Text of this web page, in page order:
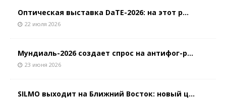
Оптическая выставка DaTE-2026: на этот р...
22 июля 2026
Мундиаль-2026 создает спрос на антифог-р...
23 июня 2026
SILMO выходит на Ближний Восток: новый ц...